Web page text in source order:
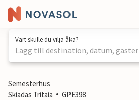
Vart skulle du vilja åka?
Lägg till destination, datum, gäster
1 / 27
Semesterhus
Skiadas Tritaia
GPE398